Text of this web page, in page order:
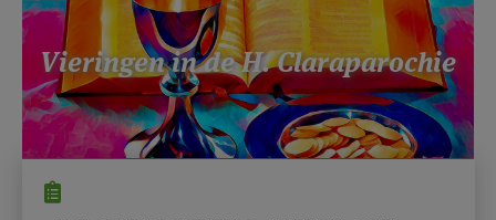
MIJN PAROCHIE
AANMELDEN OF REGISTREREN
Vieringen in de H. Claraparochie